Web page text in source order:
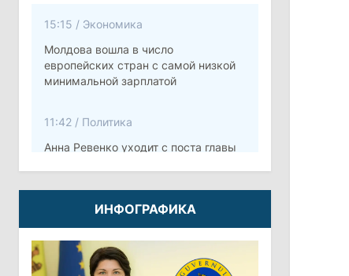
15:15 / Экономика
Молдова вошла в число
европейских стран с самой низкой
минимальной зарплатой
11:42 / Политика
Анна Ревенко уходит с поста главы
3 августа 2026
15:26 /Политика
ИНФОГРАФИКА